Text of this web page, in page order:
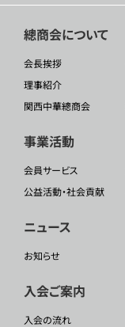
總商会について
会長挨拶
理事紹介
関西中華總商会
事業活動
会員サービス
公益活動・社会貢献
ニュース
お知らせ
入会ご案内
入会の流れ